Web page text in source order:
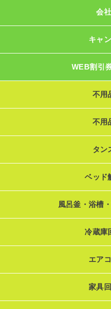
会
キャ
WEB割引
不用
不用
タン
ベッド
風呂釜・浴槽
冷蔵庫
エア
家具